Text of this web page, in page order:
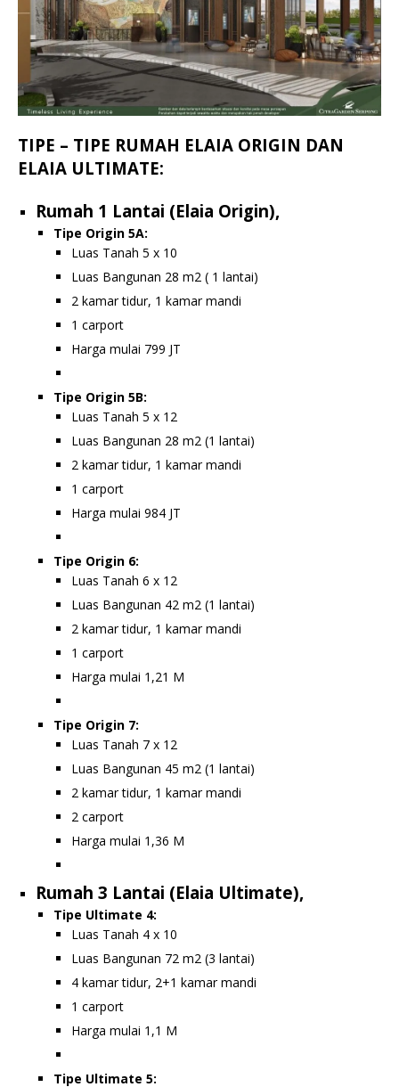
TIPE – TIPE RUMAH ELAIA ORIGIN DAN
ELAIA ULTIMATE:
Rumah 1 Lantai (Elaia Origin),
Tipe Origin 5A:
Luas Tanah 5 x 10
Luas Bangunan 28 m2 ( 1 lantai)
2 kamar tidur, 1 kamar mandi
1 carport
Harga mulai 799 JT
Tipe Origin 5B:
Luas Tanah 5 x 12
Luas Bangunan 28 m2 (1 lantai)
2 kamar tidur, 1 kamar mandi
1 carport
Harga mulai 984 JT
Tipe Origin 6:
Luas Tanah 6 x 12
Luas Bangunan 42 m2 (1 lantai)
2 kamar tidur, 1 kamar mandi
1 carport
Harga mulai 1,21 M
Tipe Origin 7:
Luas Tanah 7 x 12
Luas Bangunan 45 m2 (1 lantai)
2 kamar tidur, 1 kamar mandi
2 carport
Harga mulai 1,36 M
Rumah 3 Lantai (Elaia Ultimate),
Tipe Ultimate 4:
Luas Tanah 4 x 10
Luas Bangunan 72 m2 (3 lantai)
4 kamar tidur, 2+1 kamar mandi
1 carport
Harga mulai 1,1 M
Tipe Ultimate 5: